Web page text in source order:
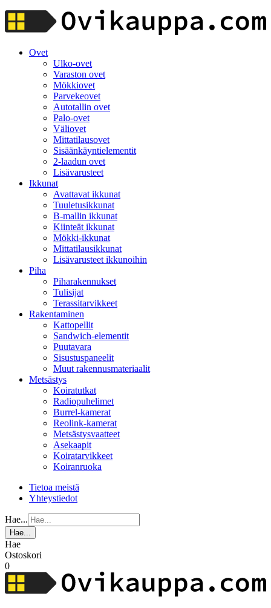
Ovet
Ulko-ovet
Varaston ovet
Mökkiovet
Parvekeovet
Autotallin ovet
Palo-ovet
Väliovet
Mittatilausovet
Sisäänkäyntielementit
2-laadun ovet
Lisävarusteet
Ikkunat
Avattavat ikkunat
Tuuletusikkunat
B-mallin ikkunat
Kiinteät ikkunat
Mökki-ikkunat
Mittatilausikkunat
Lisävarusteet ikkunoihin
Piha
Piharakennukset
Tulisijat
Terassitarvikkeet
Rakentaminen
Kattopellit
Sandwich-elementit
Puutavara
Sisustuspaneelit
Muut rakennusmateriaalit
Metsästys
Koiratutkat
Radiopuhelimet
Burrel-kamerat
Reolink-kamerat
Metsästysvaatteet
Asekaapit
Koiratarvikkeet
Koiranruoka
Tietoa meistä
Yhteystiedot
Hae...
Hae...
Hae
Ostoskori
0